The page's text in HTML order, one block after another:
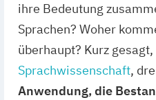
ihre Bedeutung
Sprachen? Woher
überhaupt? Kurz
Sprachwissenschaft,
Anwendung, die